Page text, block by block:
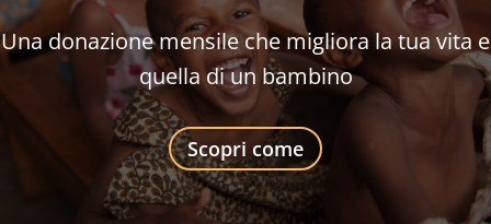
Una donazione mensile che migliora la tua vita e
quella di un bambino
Scopri come